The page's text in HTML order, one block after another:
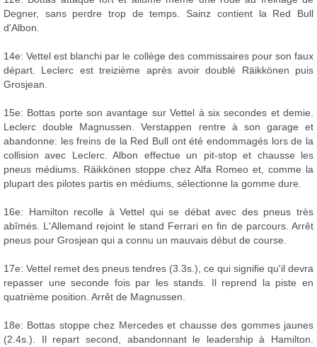
Degner, sans perdre trop de temps. Sainz contient la Red Bull
d'Albon.
14e: Vettel est blanchi par le collège des commissaires pour son faux
départ. Leclerc est treizième après avoir doublé Räikkönen puis
Grosjean.
15e: Bottas porte son avantage sur Vettel à six secondes et demie.
Leclerc double Magnussen. Verstappen rentre à son garage et
abandonne: les freins de la Red Bull ont été endommagés lors de la
collision avec Leclerc. Albon effectue un pit-stop et chausse les
pneus médiums. Räikkönen stoppe chez Alfa Romeo et, comme la
plupart des pilotes partis en médiums, sélectionne la gomme dure.
16e: Hamilton recolle à Vettel qui se débat avec des pneus très
abîmés. L'Allemand rejoint le stand Ferrari en fin de parcours. Arrêt
pneus pour Grosjean qui a connu un mauvais début de course.
17e: Vettel remet des pneus tendres (3.3s.), ce qui signifie qu'il devra
repasser une seconde fois par les stands. Il reprend la piste en
quatrième position. Arrêt de Magnussen.
18e: Bottas stoppe chez Mercedes et chausse des gommes jaunes
(2.4s.). Il repart second, abandonnant le leadership à Hamilton.